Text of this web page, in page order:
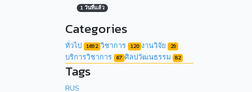
1 วันที่แล้ว
Categories
ทั่วไป 1692 วิชาการ 120 งานวิจัย 29
บริการวิชาการ 67 ศิลปวัฒนธรรม 82
Tags
RUS